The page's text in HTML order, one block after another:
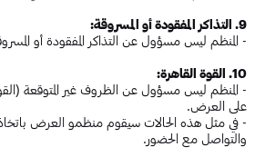
9. التذاكر المفقودة أو المسروقة:
- المنظم ليس مسؤول عن التذاكر المفقودة أو
10. القوة القاهرة:
- المنظم ليس مسؤول عن الظروف غير المتوقعة
على العرض.
- في مثل هذه الحالات سيقوم منظمو العرض باتخاذ
والتواصل مع الحضور.